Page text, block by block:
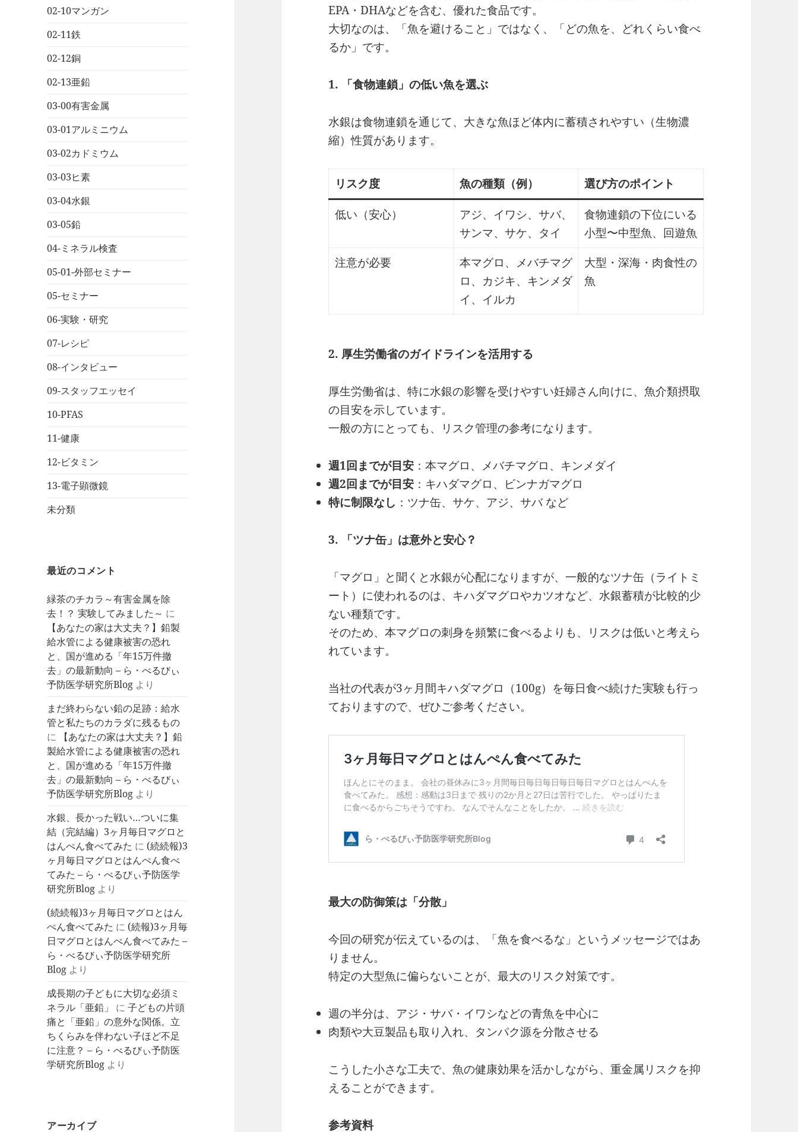
02-10マンガン
02-11鉄
02-12銅
02-13亜鉛
03-00有害金属
03-01アルミニウム
03-02カドミウム
03-03ヒ素
03-04水銀
03-05鉛
04-ミネラル検査
05-01-外部セミナー
05-セミナー
06-実験・研究
07-レシピ
08-インタビュー
09-スタッフエッセイ
10-PFAS
11-健康
12-ビタミン
13-電子顕微鏡
未分類
最近のコメント
緑茶のチカラ～有害金属を除
去！？ 実験してみました～ に
【あなたの家は大丈夫？】鉛製
給水管による健康被害の恐れ
と、国が進める「年15万件撤
去」の最新動向 – ら・べるびぃ
予防医学研究所Blog より
まだ終わらない鉛の足跡：給水
管と私たちのカラダに残るもの
に
【あなたの家は大丈夫？】鉛
製給水管による健康被害の恐れ
と、国が進める「年15万件撤
去」の最新動向 – ら・べるびぃ
予防医学研究所Blog より
水銀、長かった戦い…ついに集
結（完結編）3ヶ月毎日マグロと
はんぺん食べてみた に (続続報)3
ヶ月毎日マグロとはんぺん食べ
てみた – ら・べるびぃ予防医学
研究所Blog より
(続続報)3ヶ月毎日マグロとはん
ぺん食べてみた に (続報)3ヶ月毎
日マグロとはんぺん食べてみた –
ら・べるびぃ予防医学研究所
Blog より
成長期の子どもに大切な必須ミ
ネラル「亜鉛」
に子どもの片頭
痛と「亜鉛」の意外な関係。立
ちくらみを伴わない子ほど不足
に注意？ – ら・べるびぃ予防医
学研究所Blog より
アーカイブ
EPA・DHAなどを含む、優れた食品です。
大切なのは、「魚を避けること」ではなく、「どの魚を、どれくらい食べ
るか」です。
1. 「食物連鎖」の低い魚を選ぶ
水銀は食物連鎖を通じて、大きな魚ほど体内に蓄積されやすい（生物濃
縮）性質があります。
リスク度 魚の種類（例）
選び方のポイント
低い（安心）
アジ、イワシ、サバ、
サンマ、サケ、タイ
食物連鎖の下位にいる
小型〜中型魚、回遊魚
注意が必要
本マグロ、メバチマグ
ロ、カジキ、キンメダ
イ、イルカ
大型・深海・肉食性の
魚
2. 厚生労働省のガイドラインを活用する
厚生労働省は、特に水銀の影響を受けやすい妊婦さん向けに、魚介類摂取
の目安を示しています。
一般の方にとっても、リスク管理の参考になります。
週1回までが目安 ：本マグロ、メバチマグロ、キンメダイ
週2回までが目安 ：キハダマグロ、ビンナガマグロ
特に制限なし ：ツナ缶、サケ、アジ、サバ など
3. 「ツナ缶」は意外と安心？
「マグロ」と聞くと水銀が心配になりますが、一般的なツナ缶（ライトミ
ート）に使われるのは、キハダマグロやカツオなど、水銀蓄積が比較的少
ない種類です。
そのため、本マグロの刺身を頻繁に食べるよりも、リスクは低いと考えら
れています。
当社の代表が3ヶ月間キハダマグロ（100g）を毎日食べ続けた実験も行っ
ておりますので、ぜひご参考ください。
最大の防御策は「分散」
今回の研究が伝えているのは、「魚を食べるな」というメッセージではあ
りません。
特定の大型魚に偏らないことが、最大のリスク対策です。
週の半分は、アジ・サバ・イワシなどの青魚を中心に
肉類や大豆製品も取り入れ、タンパク源を分散させる
こうした小さな工夫で、魚の健康効果を活かしながら、重金属リスクを抑
えることができます。
参考資料